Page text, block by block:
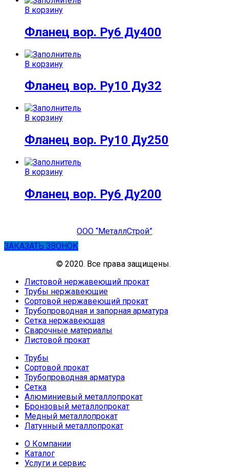
В корзину
Фланец вор. Ру6 Ду400
В корзину
Фланец вор. Ру10 Ду32
В корзину
Фланец вор. Ру10 Ду250
В корзину
Фланец вор. Ру6 Ду200
ООО “МеталлСтрой”
ЗАКАЗАТЬ ЗВОНОК
© 2020. Все права защищены.
Листовой нержавеющий прокат
Трубы нержавеющие
Сортовой нержавеющий прокат
Трубопроводная и запорная арматура
Сетка нержавеющая
Сварочные материалы
Листовой прокат
Трубы
Сортовой прокат
Трубопроводная арматура
Сетка
Алюминиевый металлопрокат
Бронзовый металлопрокат
Медный металлопрокат
Латунный металлопрокат
О Компании
Каталог
Услуги и сервис